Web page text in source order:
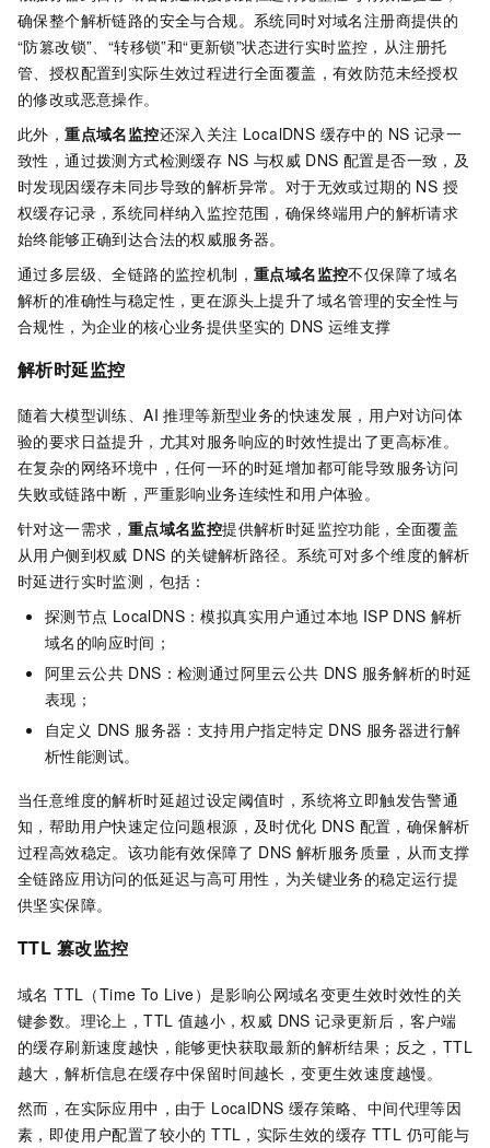
确保整个解析链路的安全与合规。系统同时对域名注册商提供的
“防篡改锁”、“转移锁”和“更新锁”状态进行实时监控，从注册托
管、授权配置到实际生效过程进行全面覆盖，有效防范未经授权
的修改或恶意操作。
此外，重点域名监控还深入关注 LocalDNS 缓存中的 NS 记录一
致性，通过拨测方式检测缓存 NS 与权威 DNS 配置是否一致，及
时发现因缓存未同步导致的解析异常。对于无效或过期的 NS 授
权缓存记录，系统同样纳入监控范围，确保终端用户的解析请求
始终能够正确到达合法的权威服务器。
通过多层级、全链路的监控机制， 重点域名监控不仅保障了域名
解析的准确性与稳定性，更在源头上提升了域名管理的安全性与
合规性，为企业的核心业务提供坚实的 DNS 运维支撑
解析时延监控
随着大模型训练、AI 推理等新型业务的快速发展，用户对访问体
验的要求日益提升，尤其对服务响应的时效性提出了更高标准。
在复杂的网络环境中，任何一环的时延增加都可能导致服务访问
失败或链路中断，严重影响业务连续性和用户体验。
针对这一需求， 重点域名监控提供解析时延监控功能，全面覆盖
从用户侧到权威 DNS 的关键解析路径。系统可对多个维度的解析
时延进行实时监测，包括：
探测节点 LocalDNS：模拟真实用户通过本地 ISP DNS 解析
域名的响应时间；
阿里云公共 DNS：检测通过阿里云公共 DNS 服务解析的时延
表现；
自定义 DNS 服务器：支持用户指定特定 DNS 服务器进行解
析性能测试。
当任意维度的解析时延超过设定阈值时，系统将立即触发告警通
知，帮助用户快速定位问题根源，及时优化 DNS 配置，确保解析
过程高效稳定。该功能有效保障了 DNS 解析服务质量，从而支撑
全链路应用访问的低延迟与高可用性，为关键业务的稳定运行提
供坚实保障。
TTL 篡改监控
域名 TTL（Time To Live）是影响公网域名变更生效时效性的关
键参数。理论上，TTL 值越小，权威 DNS 记录更新后，客户端
的缓存刷新速度越快，能够更快获取最新的解析结果；反之，TTL
越大，解析信息在缓存中保留时间越长，变更生效速度越慢。
然而，在实际应用中，由于 LocalDNS 缓存策略、中间代理等因
素，即使用户配置了较小的 TTL，实际生效的缓存 TTL 仍可能与